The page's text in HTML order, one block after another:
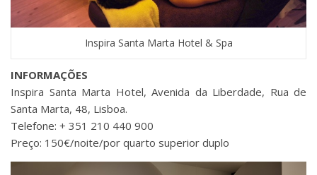
Inspira Santa Marta Hotel & Spa
INFORMAÇÕES
Inspira Santa Marta Hotel, Avenida da Liberdade, Rua de
Santa Marta, 48, Lisboa.
Telefone: + 351 210 440 900
Preço: 150€/noite/por quarto superior duplo